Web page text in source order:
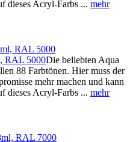
dieses Acryl-Farbs ... mehr
RAL 5000Die beliebten Aqua
88 Farbtönen. Hier muss der
mehr machen und kann
dieses Acryl-Farbs ... mehr